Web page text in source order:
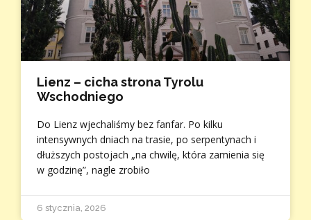
Lienz – cicha strona Tyrolu
Wschodniego
Do Lienz wjechaliśmy bez fanfar. Po kilku
intensywnych dniach na trasie, po serpentynach i
dłuższych postojach „na chwilę, która zamienia się
w godzinę”, nagle zrobiło
6 stycznia, 2026